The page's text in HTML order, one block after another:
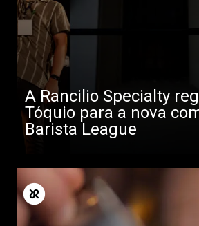
A Rancilio Specialty
Tóquio para a nova
Barista League